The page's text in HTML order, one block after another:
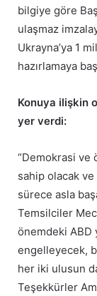
bilgiye göre
ulaşmaz
Ukrayna’ya 1
hazırlamaya
Konuya ilişkin
yer verdi:
“Demokrasi ve
sahip olacak ve
sürece asla
Temsilciler
önemdeki ABD
engelleyecek,
her iki ulusun
Teşekkürler